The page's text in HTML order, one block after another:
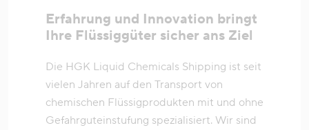
Erfahrung und Innovation bringt
Ihre Flüssiggüter sicher ans Ziel
Die HGK Liquid Chemicals Shipping ist seit
vielen Jahren auf den Transport von
chemischen Flüssigprodukten mit und ohne
Gefahrguteinstufung spezialisiert. Wir sind